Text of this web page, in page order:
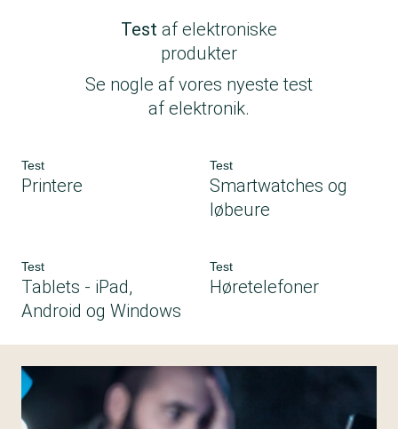
Test af elektroniske
produkter
Se nogle af vores nyeste test
af elektronik.
Test
Printere
Test
Smartwatches og
løbeure
Test
Tablets - iPad,
Android og Windows
Test
Høretelefoner